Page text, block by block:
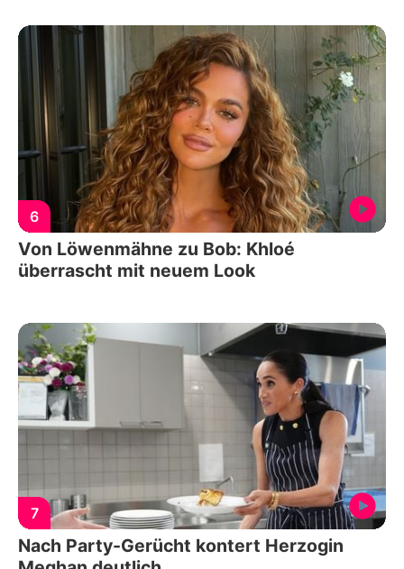
6
Von Löwenmähne zu Bob: Khloé
überrascht mit neuem Look
7
Nach Party-Gerücht kontert Herzogin